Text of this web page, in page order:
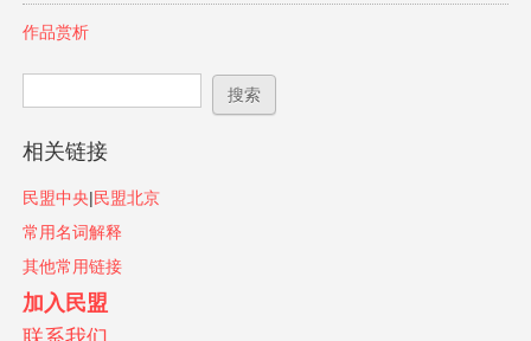
作品赏析
搜索表单
相关链接
民盟中央|民盟北京
常用名词解释
其他常用链接
加入民盟